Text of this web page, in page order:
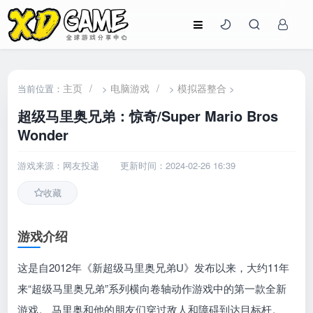
当前位置： 主页 / > 电脑游戏 / >模拟器整合 >
超级马里奥兄弟：惊奇/Super Mario Bros
Wonder
游戏来源：网友投递 更新时间：2024-02-26 16:39
收藏
游戏介绍
这是自2012年《新超级马里奥兄弟U》发布以来，大约11年
来“超级马里奥兄弟”系列横向卷轴动作游戏中的第一款全新
游戏。 马里奥和他的朋友们穿过敌人和障碍到达目标杆。